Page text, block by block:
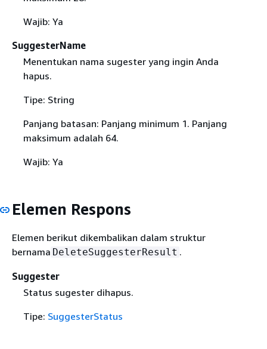
Wajib: Ya
SuggesterName
Menentukan nama sugester yang ingin Anda
hapus.
Tipe: String
Panjang batasan: Panjang minimum 1. Panjang
maksimum adalah 64.
Wajib: Ya
Elemen Respons
Elemen berikut dikembalikan dalam struktur
bernama DeleteSuggesterResult .
Suggester
Status sugester dihapus.
Tipe: SuggesterStatus